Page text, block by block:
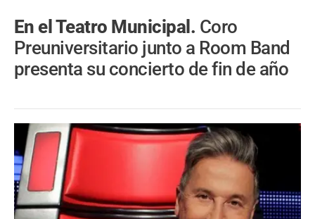
En el Teatro Municipal. Coro
Preuniversitario junto a Room Band
presenta su concierto de fin de año